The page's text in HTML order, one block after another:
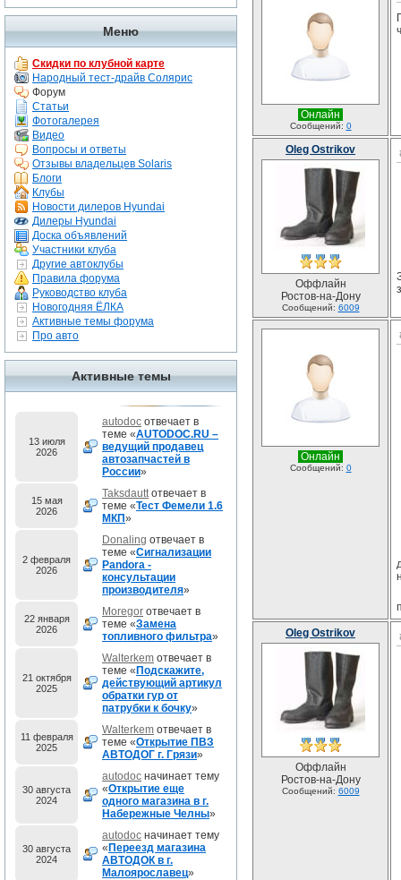
Меню
Скидки по клубной карте
Народный тест-драйв Солярис
Форум
Статьи
Фотогалерея
Видео
Вопросы и ответы
Отзывы владельцев Solaris
Блоги
Клубы
Новости дилеров Hyundai
Дилеры Hyundai
Доска объявлений
Участники клуба
Другие автоклубы
Правила форума
Руководство клуба
Новогодняя ЁЛКА
Активные темы форума
Про авто
Активные темы
13 июля
2026
autodoc отвечает в
теме «AUTODOC.RU –
ведущий продавец
автозапчастей в
России»
15 мая
2026
Taksdauttотвечает в
теме «Тест Фемели 1.6
МКП»
2 февраля
2026
Donaling отвечает в
теме «Сигнализации
Pandora -
консультации
производителя»
22 января
2026
Moregor отвечает в
теме «Замена
топливного фильтра»
21 октября
2025
Walterkem отвечает в
теме « Подскажите,
действующий артикул
обратки гур от
патрубки к бочку»
11 февраля
2025
Walterkem отвечает в
теме «Открытие ПВЗ
АВТОДОГ г. Грязи»
30 августа
2024
autodoc начинает тему
«Открытие еще
одного магазина в г.
Набережные Челны»
30 августа
2024
autodoc начинает тему
« Переезд магазина
АВТОДОК в г.
Малоярославец»
Онлайн
Сообщений: 0
Oleg Ostrikov
Оффлайн
Ростов-на-Дону
Сообщений: 6009
Онлайн
Сообщений: 0
Oleg Ostrikov
Оффлайн
Ростов-на-Дону
Сообщений: 6009